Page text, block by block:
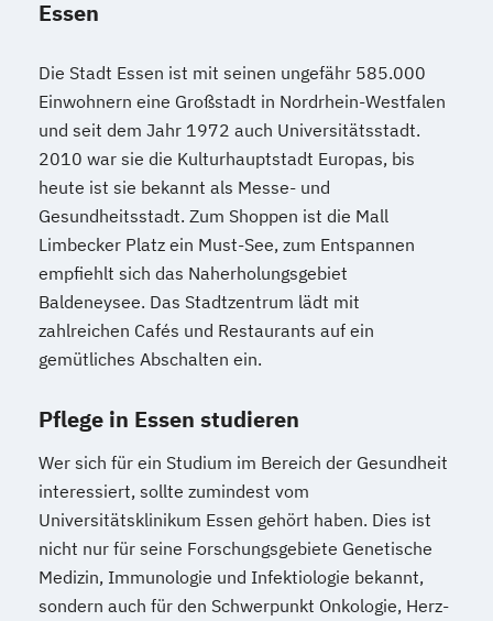
Essen
Die Stadt Essen ist mit seinen ungefähr 585.000
Einwohnern eine Großstadt in Nordrhein-Westfalen
und seit dem Jahr 1972 auch Universitätsstadt.
2010 war sie die Kulturhauptstadt Europas, bis
heute ist sie bekannt als Messe- und
Gesundheitsstadt. Zum Shoppen ist die Mall
Limbecker Platz ein Must-See, zum Entspannen
empfiehlt sich das Naherholungsgebiet
Baldeneysee. Das Stadtzentrum lädt mit
zahlreichen Cafés und Restaurants auf ein
gemütliches Abschalten ein.
Pflege in Essen studieren
Wer sich für ein Studium im Bereich der Gesundheit
interessiert, sollte zumindest vom
Universitätsklinikum Essen gehört haben. Dies ist
nicht nur für seine Forschungsgebiete Genetische
Medizin, Immunologie und Infektiologie bekannt,
sondern auch für den Schwerpunkt Onkologie, Herz-